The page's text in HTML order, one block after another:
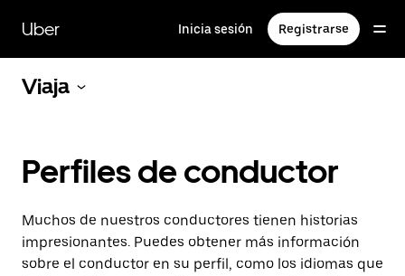
contenido
principal
Uber Inicia sesión Registrarse
Viaja
Perfiles de conductor
Muchos de nuestros conductores tienen historias
impresionantes. Puedes obtener más información
sobre el conductor en su perfil, como los idiomas que